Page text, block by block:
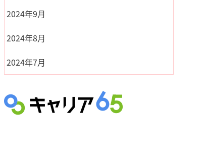
2024年9月
2024年8月
2024年7月